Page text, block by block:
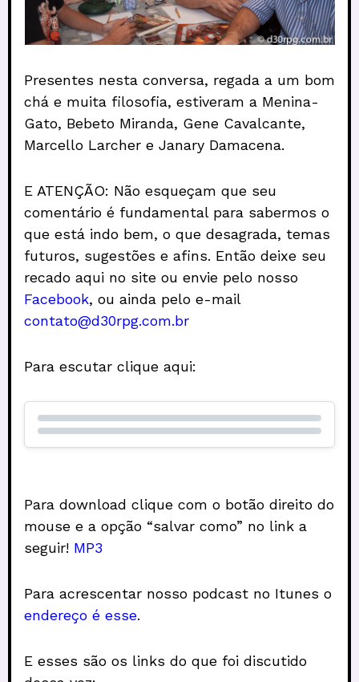
Presentes nesta conversa, regada a um bom
chá e muita filosofia, estiveram a Menina-
Gato, Bebeto Miranda, Gene Cavalcante,
Marcello Larcher e Janary Damacena.
E ATENÇÃO: Não esqueçam que seu
comentário é fundamental para sabermos o
que está indo bem, o que desagrada, temas
futuros, sugestões e afins. Então deixe seu
recado aqui no site ou envie pelo nosso
Facebook, ou ainda pelo e-mail
contato@d30rpg.com.br
Para escutar clique aqui:
Para download clique com o botão direito do
mouse e a opção “salvar como” no link a
seguir! MP3
Para acrescentar nosso podcast no Itunes o
endereço é esse.
E esses são os links do que foi discutido